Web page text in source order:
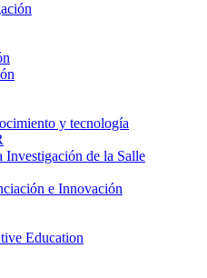
y tecnología
Investigación de la Salle
e Innovación
Education